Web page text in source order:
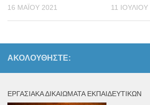
16 ΜΑΪ́ΟΥ 2021 11 ΙΟΥΛΊΟΥ
ΑΚΟΛΟΥΘΉΣΤΕ:
ΕΡΓΑΣΙΑΚΆ ΔΙΚΑΙΏΜΑΤΑ ΕΚΠΑΙΔΕΥΤΙΚΏΝ